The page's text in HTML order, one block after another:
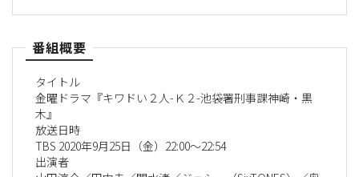
番組概要
タイトル
金曜ドラマ『キワドい２人-Ｋ２-池袋署刑事課神崎・黒
木』
放送日時
TBS 2020年9月25日（金）22:00～22:54
出演者